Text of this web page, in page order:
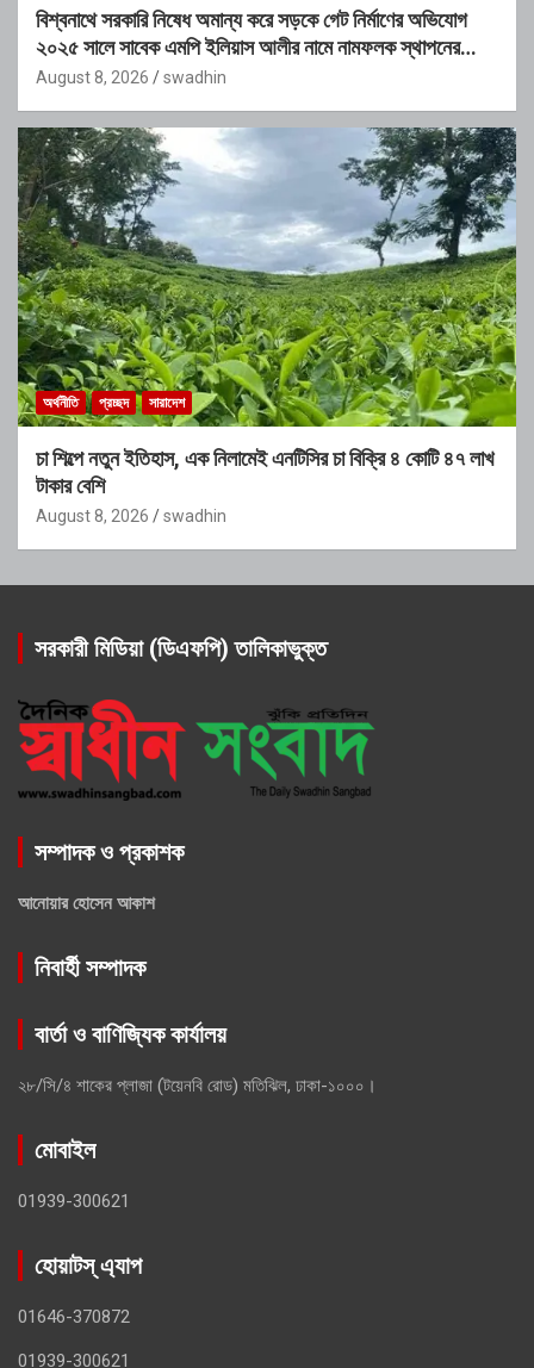
বিশ্বনাথে সরকারি নিষেধ অমান্য করে সড়কে গেট নির্মাণের অভিযোগ
২০২৫ সালে সাবেক এমপি ইলিয়াস আলীর নামে নামফলক স্থাপনের
অভিযোগ
August 8, 2026 swadhin
অর্থনীতি প্রচ্ছদ সারাদেশ
চা শিল্পে নতুন ইতিহাস, এক নিলামেই এনটিসির চা বিক্রি ৪ কোটি ৪৭ লাখ
টাকার বেশি
August 8, 2026 swadhin
সরকারী মিডিয়া (ডিএফপি) তালিকাভুক্ত
সম্পাদক ও প্রকাশক
আনোয়ার হোসেন আকাশ
নিবার্হী সম্পাদক
বার্তা ও বাণিজ্যিক কার্যালয়
২৮/সি/৪ শাকের প্লাজা (টয়েনবি রোড) মতিঝিল, ঢাকা-১০০০।
মোবাইল
01939-300621
হোয়াটস্ এ্যাপ
01646-370872
01939-300621